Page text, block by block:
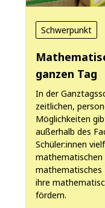
Schwerpunkt
ganzen Tag
In der
zeitlichen,
Möglichkeiten
außerhalb des
Schüler:innen
mathematischen
mathematisches
ihre
fördern.